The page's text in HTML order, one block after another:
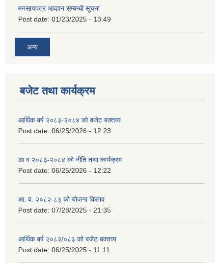
मनसायपत्र आव्हान सम्बन्धी सूचना
Post date: 01/23/2025 - 13:49
अन्य
बजेट तथा कार्यक्रम
आर्थिक बर्ष २०८३-२०८४ को बजेट बक्तव्य
Post date: 06/25/2026 - 12:23
आ व २०८३-२०८४ को नीति तथा कार्यक्रम
Post date: 06/25/2026 - 12:22
आ. व. २०८२-८३ को योजना किताव
Post date: 07/28/2025 - 21:35
आर्थिक बर्ष २०८२/०८३ को बजेट बक्तव्य
Post date: 06/25/2025 - 11:11